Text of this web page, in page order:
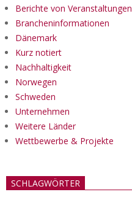
Berichte von Veranstaltungen
Brancheninformationen
Dänemark
Kurz notiert
Nachhaltigkeit
Norwegen
Schweden
Unternehmen
Weitere Länder
Wettbewerbe & Projekte
SCHLAGWÖRTER